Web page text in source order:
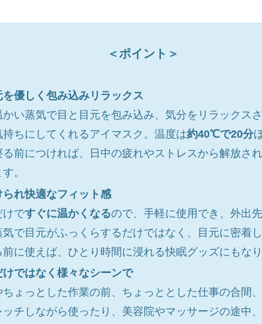
＜ポイント＞
優しく包み込みリラックス
い蒸気で目と目元を包み込み、気分をリラックス
持ちにしてくれるアイマスク。温度は約40℃で20分
る前につければ、日中の疲れやストレスから解放さ
。
れ快適なフィット感
けですぐに温かくなるので、手軽に使用でき、外出
で目元がふっくらするだけではなく、目元に密着
前に使えば、ひとり時間に浸れる快眠グッズにもなり
ではなく様々なシーンで
ょっとした作業の前、ちょっととした仕事の合間
チしながら使ったり、美容院やマッサージの途中